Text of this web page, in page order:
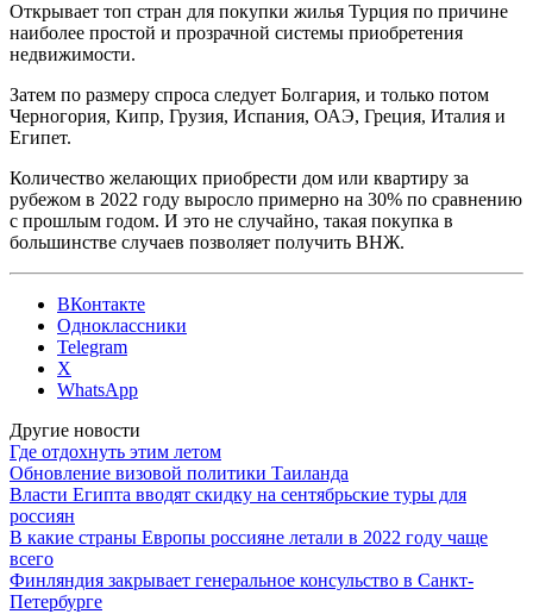
Открывает топ стран для покупки жилья Турция по причине
наиболее простой и прозрачной системы приобретения
недвижимости.
Затем по размеру спроса следует Болгария, и только потом
Черногория, Кипр, Грузия, Испания, ОАЭ, Греция, Италия и
Египет.
Количество желающих приобрести дом или квартиру за
рубежом в 2022 году выросло примерно на 30% по сравнению
с прошлым годом. И это не случайно, такая покупка в
большинстве случаев позволяет получить ВНЖ.
ВКонтакте
Одноклассники
Telegram
X
WhatsApp
Другие новости
Где отдохнуть этим летом
Обновление визовой политики Таиланда
Власти Египта вводят скидку на сентябрьские туры для
россиян
В какие страны Европы россияне летали в 2022 году чаще
всего
Финляндия закрывает генеральное консульство в Санкт-
Петербурге